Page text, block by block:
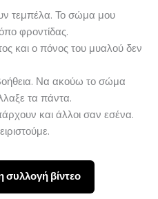
τεμπέλα. Το σώμα μου
φροντίδας.
και ο πόνος του μυαλού δεν
Να ακούω το σώμα
τα πάντα.
και άλλοι σαν εσένα.
βίντεο